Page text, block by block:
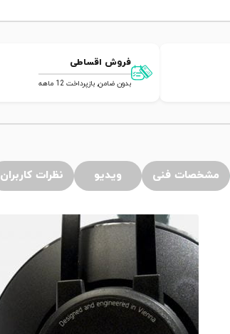
فروش اقساطی
بدون ضامن, بازپرداخت 12 ماهه
مشخصات فنی ویدیو نظرات کاربران